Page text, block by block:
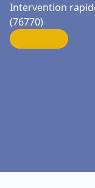
Intervention
(76770)